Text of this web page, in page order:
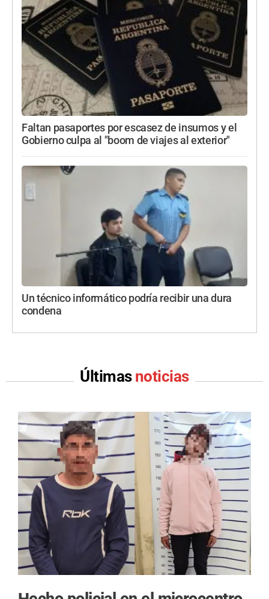
Faltan pasaportes por escasez de insumos y el
Gobierno culpa al "boom de viajes al exterior"
Un técnico informático podría recibir una dura
condena
Últimas noticias